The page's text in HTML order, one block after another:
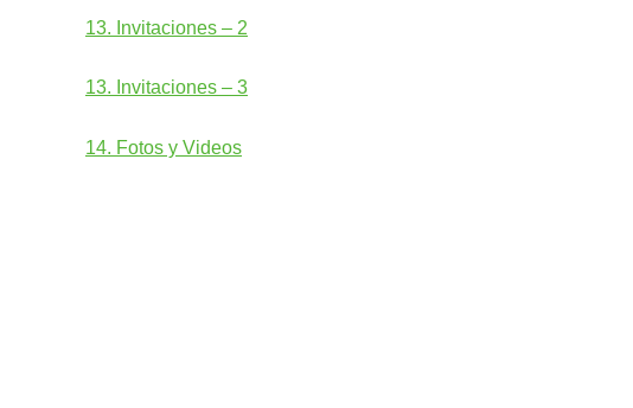
13. Invitaciones – 2
13. Invitaciones – 3
14. Fotos y Videos